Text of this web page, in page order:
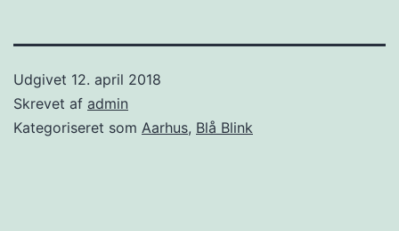
Udgivet 12. april 2018
Skrevet af admin
Kategoriseret som Aarhus, Blå Blink